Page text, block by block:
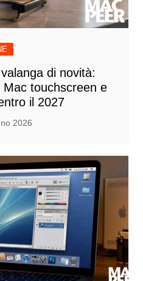
di novità:
Mac touchscreen e
il 2027
2026